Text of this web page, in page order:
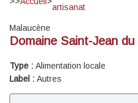
artisanat
Malaucène
Domaine Saint-Jean
Type : Alimentation locale
Label : Autres